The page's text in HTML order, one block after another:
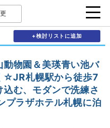
+検討リストに追加
動物園＆美瑛青い池バ
☆JR札幌駅から徒歩7
む、モダンで洗練さ
プラザホテル札幌に泊